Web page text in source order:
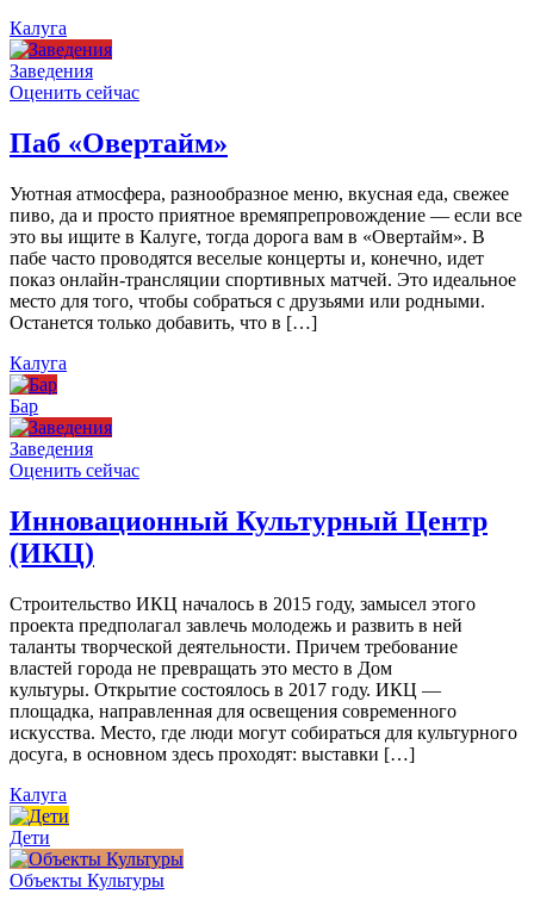
Калуга
Заведения
Оценить сейчас
Паб «Овертайм»
Уютная атмосфера, разнообразное меню, вкусная еда, свежее
пиво, да и просто приятное времяпрепровождение — если все
это вы ищите в Калуге, тогда дорога вам в «Овертайм». В
пабе часто проводятся веселые концерты и, конечно, идет
показ онлайн-трансляции спортивных матчей. Это идеальное
место для того, чтобы собраться с друзьями или родными.
Останется только добавить, что в […]
Калуга
Бар
Заведения
Оценить сейчас
Инновационный Культурный Центр
(ИКЦ)
Строительство ИКЦ началось в 2015 году, замысел этого
проекта предполагал завлечь молодежь и развить в ней
таланты творческой деятельности. Причем требование
властей города не превращать это место в Дом
культуры. Открытие состоялось в 2017 году. ИКЦ —
площадка, направленная для освещения современного
искусства. Место, где люди могут собираться для культурного
досуга, в основном здесь проходят: выставки […]
Калуга
Дети
Объекты Культуры